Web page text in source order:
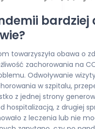
bardziej
towarzyszyła obawa o
zachorowania na
Odwoływanie
w szpitalu,
z jednej strony
hospitalizacją, z drugiej
z leczenia lub nie